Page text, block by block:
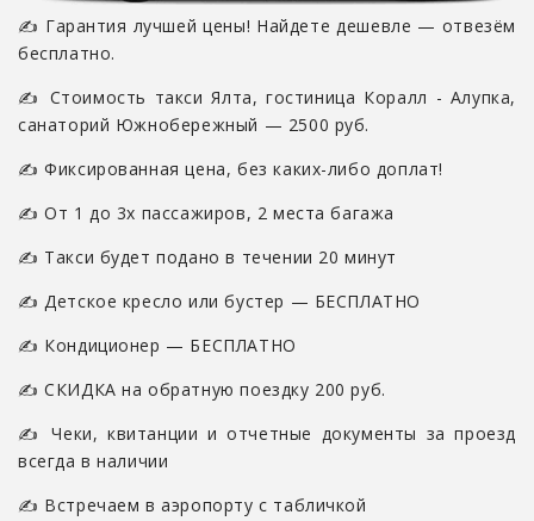
✍ Гарантия лучшей цены! Найдете дешевле — отвезём
бесплатно.
✍ Стоимость такси Ялта, гостиница Коралл - Алупка,
санаторий Южнобережный — 2500 руб.
✍ Фиксированная цена, без каких-либо доплат!
✍ От 1 до 3х пассажиров, 2 места багажа
✍ Такси будет подано в течении 20 минут
✍ Детское кресло или бустер — БЕСПЛАТНО
✍ Кондиционер — БЕСПЛАТНО
✍ СКИДКА на обратную поездку 200 руб.
✍ Чеки, квитанции и отчетные документы за проезд
всегда в наличии
✍ Встречаем в аэропорту с табличкой